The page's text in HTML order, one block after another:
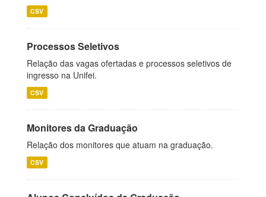
CSV
Processos Seletivos
Relação das vagas ofertadas e processos seletivos de
ingresso na Unifei.
CSV
Monitores da Graduação
Relação dos monitores que atuam na graduação.
CSV